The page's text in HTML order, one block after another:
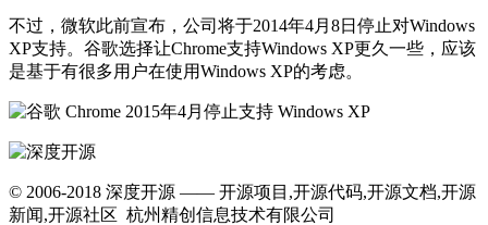
不过，微软此前宣布，公司将于2014年4月8日停止对Windows
XP支持。谷歌选择让Chrome支持Windows XP更久一些，应该
是基于有很多用户在使用Windows XP的考虑。
© 2006-2018 深度开源 —— 开源项目,开源代码,开源文档,开源
新闻,开源社区 杭州精创信息技术有限公司